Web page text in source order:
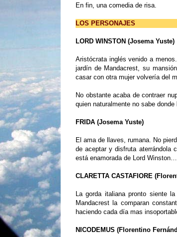
En fin, una comedia de risa.
LOS PERSONAJES
LORD WINSTON (Josema Yuste)
Aristócrata inglés venido a
jardín de Mandacrest, su
casar con otra mujer volvería del
No obstante acaba de contraer
quien naturalmente no sabe donde
FRIDA (Josema Yuste)
El ama de llaves, rumana. No
de aceptar y disfruta aterrándola
está enamorada de Lord Winston…
CLARETTA CASTAFIORE
La gorda italiana pronto siente
Mandacrest la comparan
haciendo cada día mas
NICODEMUS (Florentino